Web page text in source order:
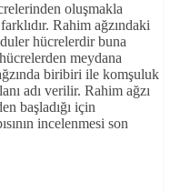
oluşmakla
Rahim ağzındaki
hücrelerdir buna
meydana
biribiri ile komşuluk
adı verilir. Rahim ağzı
başladığı için
incelenmesi son